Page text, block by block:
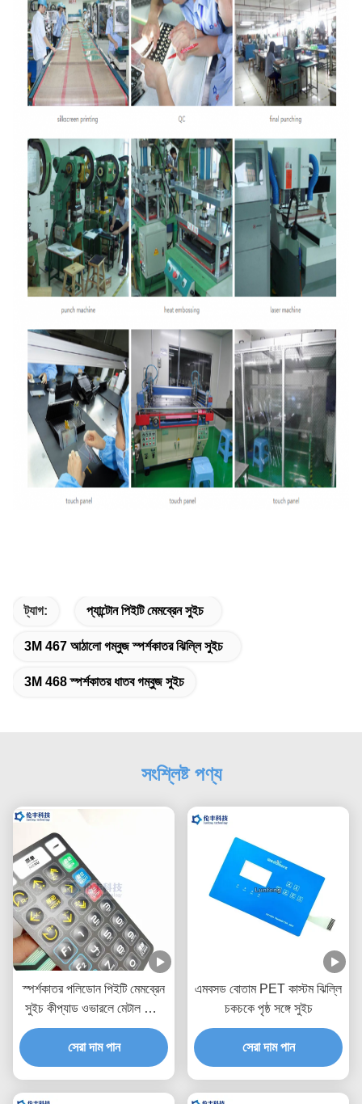
ট্যাগ: প্যান্টোন পিইটি মেমব্রেন সুইচ
3M 467 আঠালো গম্বুজ স্পর্শকাতর ঝিল্লি সুইচ
3M 468 স্পর্শকাতর ধাতব গম্বুজ সুইচ
সংশ্লিষ্ট পণ্য
স্পর্শকাতর পলিডোন পিইটি মেমব্রেন
সুইচ কীপ্যাড ওভারলে মেটাল ডোম
চিকিৎসা সরঞ্জাম
সেরা দাম পান
এমবসড বোতাম PET কাস্টম ঝিল্লি
চকচকে পৃষ্ঠ সঙ্গে সুইচ
সেরা দাম পান